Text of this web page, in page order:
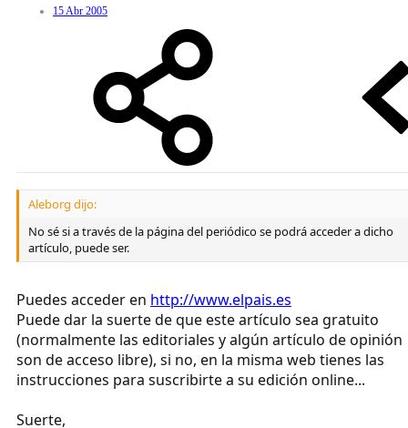
15 Abr 2005
Aleborg dijo:
No sé si a través de la página del periódico se podrá acceder a dicho
artículo, puede ser.
Puedes acceder en http://www.elpais.es
Puede dar la suerte de que este artículo sea gratuito
(normalmente las editoriales y algún artículo de opinión
son de acceso libre), si no, en la misma web tienes las
instrucciones para suscribirte a su edición online...
Suerte,